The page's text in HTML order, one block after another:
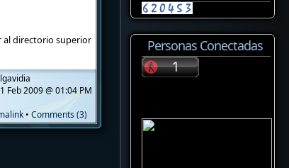
al directorio superior
lgavidia
Feb 2009 @ 01:04 PM
•Comments (3)
Personas Conectadas